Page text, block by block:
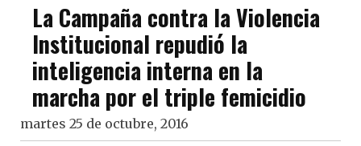
La Campaña contra la Violencia
Institucional repudió la
inteligencia interna en la
marcha por el triple femicidio
martes 25 de octubre, 2016